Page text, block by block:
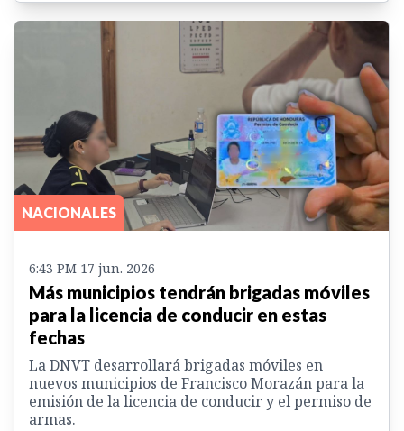
NACIONALES
6:43 PM 17 jun. 2026
Más municipios tendrán brigadas móviles
para la licencia de conducir en estas
fechas
La DNVT desarrollará brigadas móviles en
nuevos municipios de Francisco Morazán para la
emisión de la licencia de conducir y el permiso de
armas.